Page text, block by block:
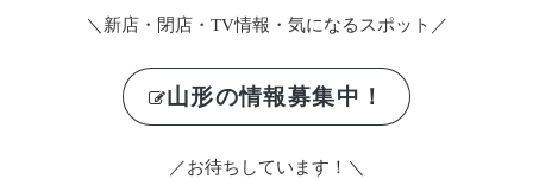
＼新店・閉店・TV情報・気になるスポット／
山形の情報募集中！
／お待ちしています！＼